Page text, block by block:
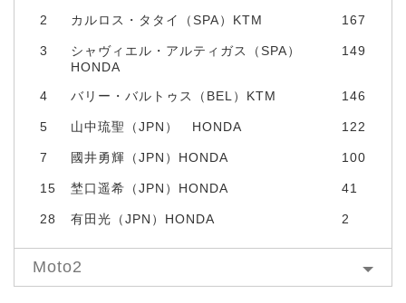
2 カルロス・タタイ（SPA）KTM 167
3
シャヴィエル・アルティガス（SPA）
HONDA
149
4 バリー・バルトゥス（BEL）KTM 146
5 山中琉聖（JPN） HONDA 122
7 國井勇輝（JPN）HONDA 100
15 埜口遥希（JPN）HONDA 41
28 有田光（JPN）HONDA 2
Moto2